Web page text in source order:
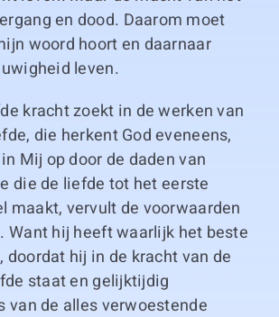
en dood. Daarom moet
woord hoort en daarnaar
leven.
kracht zoekt in de werken van
die herkent God eveneens,
Mij op door de daden van
die de liefde tot het eerste
maakt, vervult de voorwaarden
Want hij heeft waarlijk het beste
doordat hij in de kracht van de
staat en gelijktijdig
van de alles verwoestende